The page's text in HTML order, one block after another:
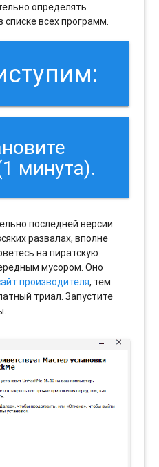
определять
всех программ.
минута).
последней версии.
развалах, вполне
на пиратскую
мусором. Оно
производителя, тем
триал. Запустите